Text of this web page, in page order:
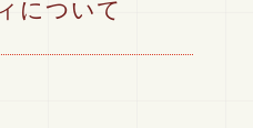
について